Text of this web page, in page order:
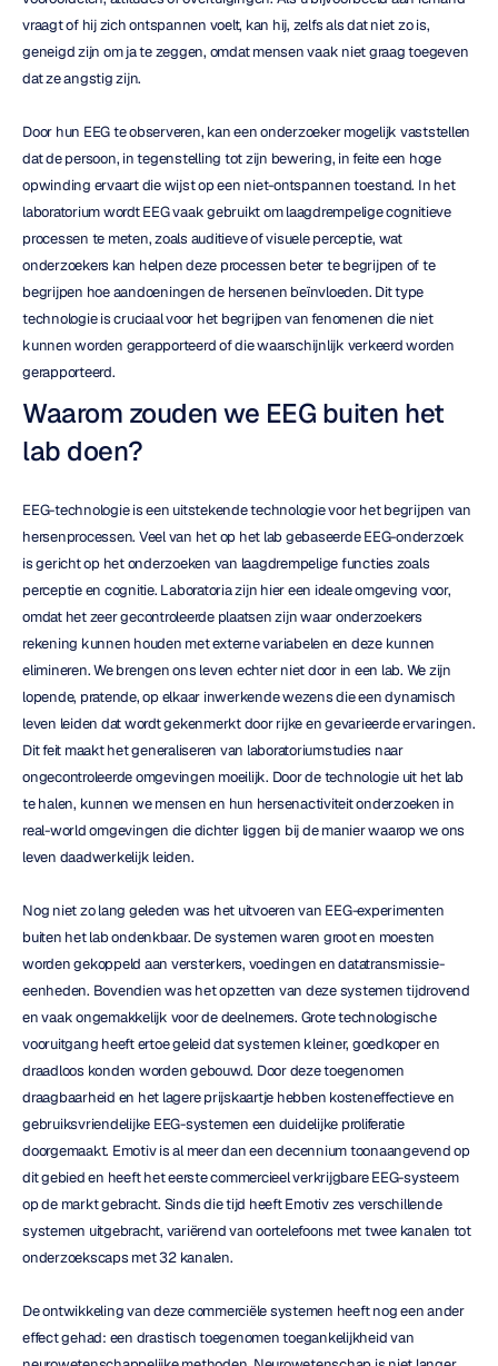
vraagt of hij zich ontspannen voelt, kan hij, zelfs als dat niet zo is,
geneigd zijn om ja te zeggen, omdat mensen vaak niet graag toegeven
dat ze angstig zijn.
Door hun EEG te observeren, kan een onderzoeker mogelijk vaststellen
dat de persoon, in tegenstelling tot zijn bewering, in feite een hoge
opwinding ervaart die wijst op een niet-ontspannen toestand. In het
laboratorium wordt EEG vaak gebruikt om laagdrempelige cognitieve
processen te meten, zoals auditieve of visuele perceptie, wat
onderzoekers kan helpen deze processen beter te begrijpen of te
begrijpen hoe aandoeningen de hersenen beïnvloeden. Dit type
technologie is cruciaal voor het begrijpen van fenomenen die niet
kunnen worden gerapporteerd of die waarschijnlijk verkeerd worden
gerapporteerd.
Waarom zouden we EEG buiten het
lab doen?
EEG-technologie is een uitstekende technologie voor het begrijpen van
hersenprocessen. Veel van het op het lab gebaseerde EEG-onderzoek
is gericht op het onderzoeken van laagdrempelige functies zoals
perceptie en cognitie. Laboratoria zijn hier een ideale omgeving voor,
omdat het zeer gecontroleerde plaatsen zijn waar onderzoekers
rekening kunnen houden met externe variabelen en deze kunnen
elimineren. We brengen ons leven echter niet door in een lab. We zijn
lopende, pratende, op elkaar inwerkende wezens die een dynamisch
leven leiden dat wordt gekenmerkt door rijke en gevarieerde ervaringen.
Dit feit maakt het generaliseren van laboratoriumstudies naar
ongecontroleerde omgevingen moeilijk. Door de technologie uit het lab
te halen, kunnen we mensen en hun hersenactiviteit onderzoeken in
real-world omgevingen die dichter liggen bij de manier waarop we ons
leven daadwerkelijk leiden.
Nog niet zo lang geleden was het uitvoeren van EEG-experimenten
buiten het lab ondenkbaar. De systemen waren groot en moesten
worden gekoppeld aan versterkers, voedingen en datatransmissie-
eenheden. Bovendien was het opzetten van deze systemen tijdrovend
en vaak ongemakkelijk voor de deelnemers. Grote technologische
vooruitgang heeft ertoe geleid dat systemen kleiner, goedkoper en
draadloos konden worden gebouwd. Door deze toegenomen
draagbaarheid en het lagere prijskaartje hebben kosteneffectieve en
gebruiksvriendelijke EEG-systemen een duidelijke proliferatie
doorgemaakt. Emotiv is al meer dan een decennium toonaangevend op
dit gebied en heeft het eerste commercieel verkrijgbare EEG-systeem
op de markt gebracht. Sinds die tijd heeft Emotiv zes verschillende
systemen uitgebracht, variërend van oortelefoons met twee kanalen tot
onderzoekscaps met 32 kanalen.
De ontwikkeling van deze commerciële systemen heeft nog een ander
effect gehad: een drastisch toegenomen toegankelijkheid van